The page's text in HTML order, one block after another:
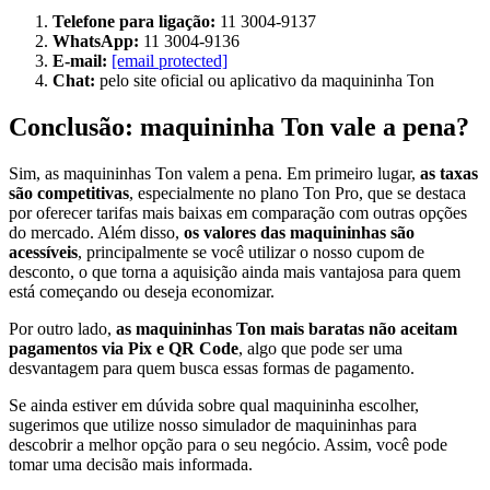
Telefone para ligação: 11 3004-9137
WhatsApp: 11 3004-9136
E-mail: [email protected]
Chat: pelo site oficial ou aplicativo da maquininha Ton
Conclusão: maquininha Ton vale a pena?
Sim, as maquininhas Ton valem a pena. Em primeiro lugar, as taxas
são competitivas, especialmente no plano Ton Pro, que se destaca
por oferecer tarifas mais baixas em comparação com outras opções
do mercado. Além disso, os valores das maquininhas são
acessíveis, principalmente se você utilizar o nosso cupom de
desconto, o que torna a aquisição ainda mais vantajosa para quem
está começando ou deseja economizar.
Por outro lado, as maquininhas Ton mais baratas não aceitam
pagamentos via Pix e QR Code, algo que pode ser uma
desvantagem para quem busca essas formas de pagamento.
Se ainda estiver em dúvida sobre qual maquininha escolher,
sugerimos que utilize nosso simulador de maquininhas para
descobrir a melhor opção para o seu negócio. Assim, você pode
tomar uma decisão mais informada.